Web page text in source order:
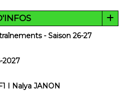
- Saison 26-27
2027
I Nalya JANON